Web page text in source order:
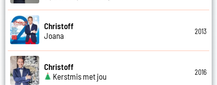
Christoff
Joana
2013
Christoff
Kerstmis met jou
2016